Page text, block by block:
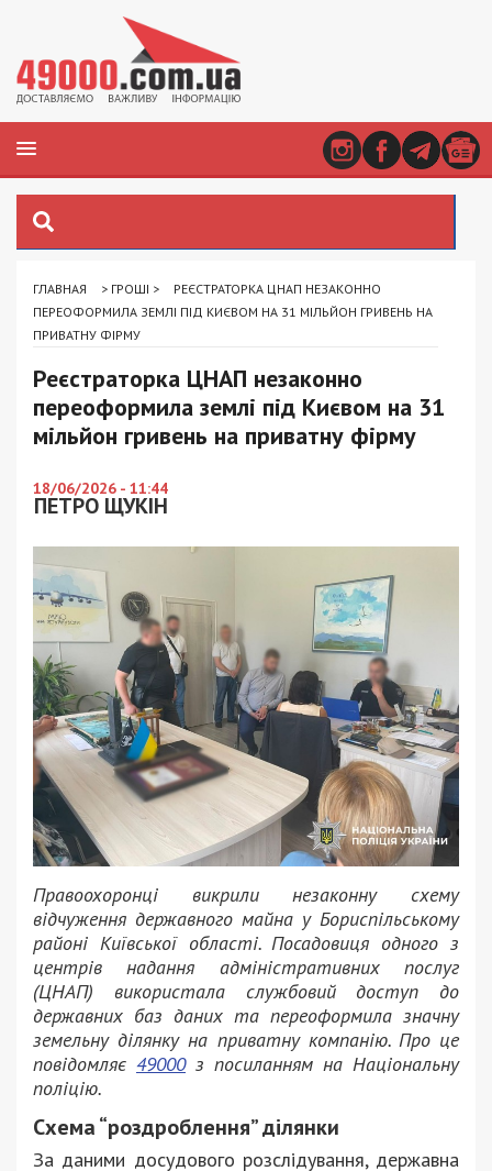
ГЛАВНАЯ > ГРОШІ >
РЕЄСТРАТОРКА ЦНАП НЕЗАКОННО
ПЕРЕОФОРМИЛА ЗЕМЛІ ПІД КИЄВОМ НА 31 МІЛЬЙОН ГРИВЕНЬ НА
ПРИВАТНУ ФІРМУ
Реєстраторка ЦНАП незаконно
переоформила землі під Києвом на 31
мільйон гривень на приватну фірму
18/06/2026 - 11:44
ПЕТРО ЩУКІН
Правоохоронці викрили незаконну схему
відчуження державного майна у Бориспільському
районі Київської області. Посадовиця одного з
центрів надання адміністративних послуг
(ЦНАП) використала службовий доступ до
державних баз даних та переоформила значну
земельну ділянку на приватну компанію. Про це
повідомляє 49000з посиланням на Національну
поліцію.
Схема “роздроблення” ділянки
За даними досудового розслідування, державна